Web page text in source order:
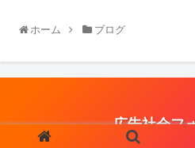
ホーム ブログ
広告社会フ